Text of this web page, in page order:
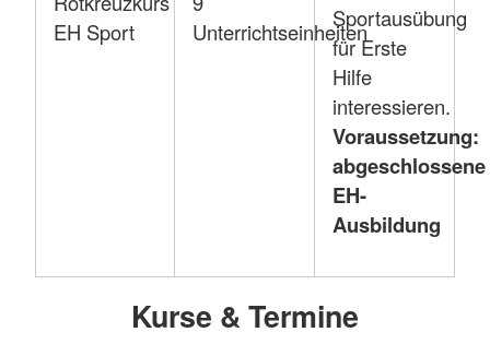
EH Sport
UnterrichtseinheitenSportausübung
für Erste
Hilfe
interessieren.
Voraussetzung:
abgeschlossene
EH-
Ausbildung
Kurse & Termine